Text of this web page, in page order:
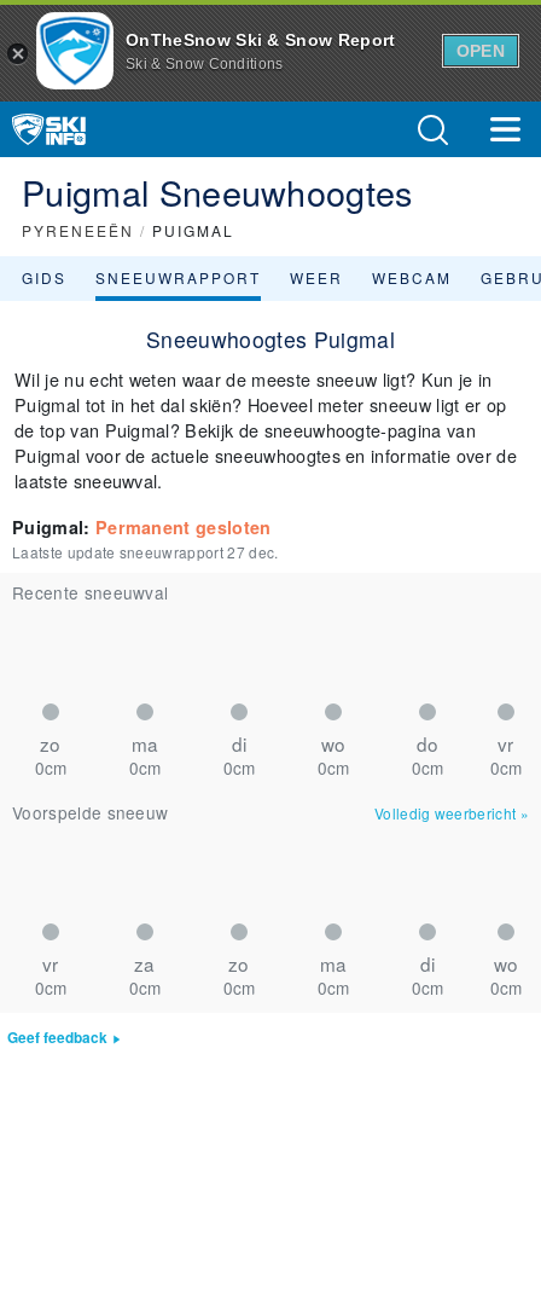
OnTheSnow Ski & Snow Report
Ski & Snow Conditions
OPEN
Puigmal Sneeuwhoogtes
PYRENEEËN / PUIGMAL
GIDS SNEEUWRAPPORT WEER WEBCAM
Sneeuwhoogtes Puigmal
Wil je nu echt weten waar de meeste sneeuw ligt? Kun je in
Puigmal tot in het dal skiën? Hoeveel meter sneeuw ligt er op
de top van Puigmal? Bekijk de sneeuwhoogte-pagina van
Puigmal voor de actuele sneeuwhoogtes en informatie over de
laatste sneeuwval.
Puigmal: Permanent gesloten
Laatste update sneeuwrapport27 dec.
Recente sneeuwval
zo ma di wo do vr
0cm 0cm 0cm 0cm 0cm
0cm
Voorspelde sneeuw
Volledig weerbericht »
vr za zo ma di wo
0cm 0cm 0cm 0cm 0cm 0cm
Geef feedback